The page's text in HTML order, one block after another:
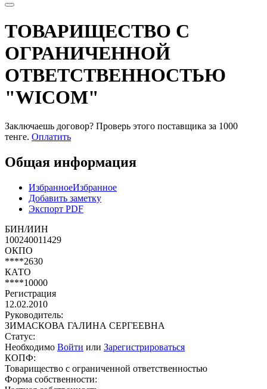
ТОВАРИЩЕСТВО С
ОГРАНИЧЕННОЙ
ОТВЕТСТВЕННОСТЬЮ
"WICOM"
Заключаешь договор? Проверь этого поставщика за 1000
тенге. Оплатить
Общая информация
ИзбранноеИзбранное
Добавить заметку
Экспорт PDF
БИН/ИИН
100240011429
ОКПО
****2630
КАТО
****10000
Регистрация
12.02.2010
Руководитель:
ЗИМАСКОВА ГАЛИНА СЕРГЕЕВНА
Статус:
Необходимо Войти или Зарегистрироваться
КОПФ:
Товарищество с ограниченной ответственностью
Форма собственности: